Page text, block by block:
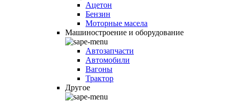
Ацетон
Бензин
Моторные масела
Машиностроение и оборудование
Автозапчасти
Автомобили
Вагоны
Трактор
Другое